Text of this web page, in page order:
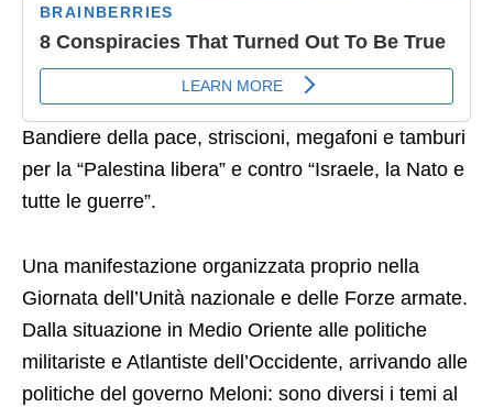
Bandiere della pace, striscioni, megafoni e tamburi
per la “Palestina libera” e contro “Israele, la Nato e
tutte le guerre”.
Una manifestazione organizzata proprio nella
Giornata dell’Unità nazionale e delle Forze armate.
Dalla situazione in Medio Oriente alle politiche
militariste e Atlantiste dell’Occidente, arrivando alle
politiche del governo Meloni: sono diversi i temi al